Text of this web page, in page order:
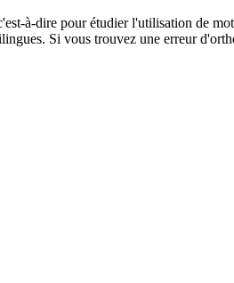
à-dire pour étudier l'utilisation de
Si vous trouvez une erreur